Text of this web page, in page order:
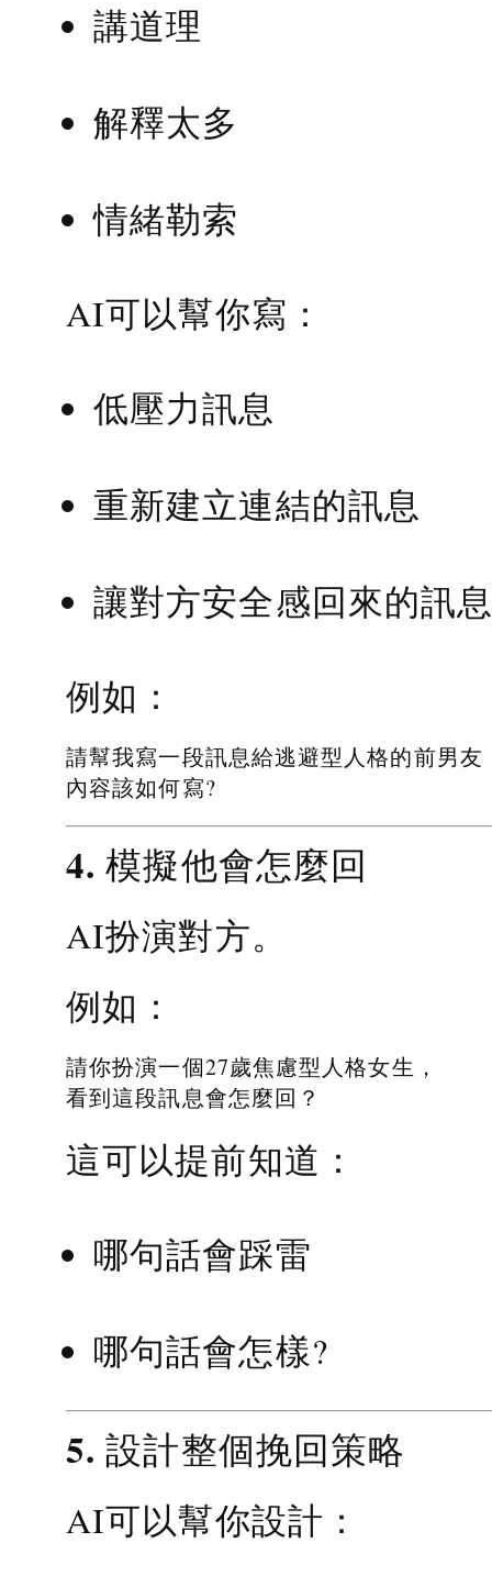
講道理
解釋太多
情緒勒索
AI可以幫你寫：
低壓力訊息
重新建立連結的訊息
讓對方安全感回來的訊
例如：
請幫我寫一段訊息給逃避型人格的前男友
內容該如何寫?
4. 模擬他會怎麼回
AI扮演對方。
例如：
請你扮演一個27歲焦慮型人格女生，
看到這段訊息會怎麼回？
這可以提前知道：
哪句話會踩雷
哪句話會怎樣?
5. 設計整個挽回策略
AI可以幫你設計：